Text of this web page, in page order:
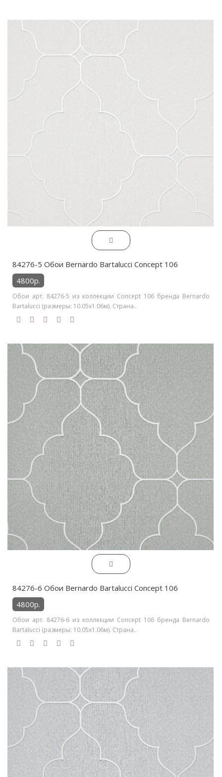
84276-5 Обои Bernardo Bartalucci Concept 106
4800р.
Обои арт. 84276-5 из коллекции Concept 106 бренда Bernardo
Bartalucci (размеры: 10.05х1.06м). Страна..
84276-6 Обои Bernardo Bartalucci Concept 106
4800р.
Обои арт. 84276-6 из коллекции Concept 106 бренда Bernardo
Bartalucci (размеры: 10.05х1.06м). Страна..